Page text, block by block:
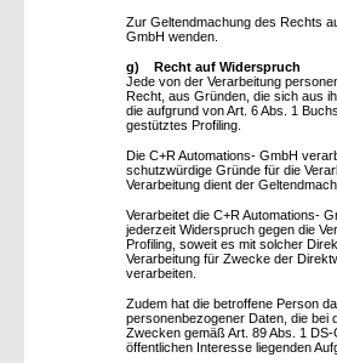
Zur Geltendmachung des Rechts
GmbH wenden.
g) Recht auf Widerspruch
Jede von der Verarbeitung
Recht, aus Gründen, die sich aus
die aufgrund von Art. 6 Abs. 1
gestütztes Profiling.
Die C+R Automations- GmbH
schutzwürdige Gründe für die
Verarbeitung dient der
Verarbeitet die C+R Automations-
jederzeit Widerspruch gegen die
Profiling, soweit es mit solcher
Verarbeitung für Zwecke der
verarbeiten.
Zudem hat die betroffene Person
personenbezogener Daten, die
Zwecken gemäß Art. 89 Abs. 1
öffentlichen Interesse liegenden